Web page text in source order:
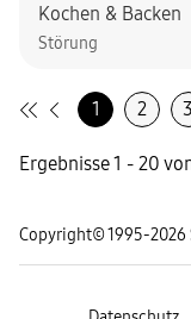
Kochen & Backen
Störung
1 2 3
Ergebnisse 1 - 20
Copyright© 1995-2026